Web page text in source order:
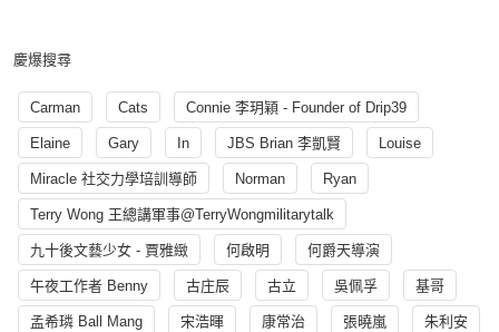
慶爆搜尋
Carman Cats Connie 李玥穎 - Founder of Drip39
Elaine Gary In JBS Brian 李凱賢 Louise
Miracle 社交力學培訓導師 Norman Ryan
Terry Wong 王總講軍事@TerryWongmilitarytalk
九十後文藝少女 - 賈雅緻 何啟明 何爵天導演
午夜工作者 Benny 古庄辰 古立 吳佩孚 基哥
孟希璘 Ball Mang 宋浩暉 康常治 張曉嵐 朱利安